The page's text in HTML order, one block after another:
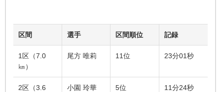
1区（7.0
㎞）
尾方 唯莉 11位 23分01秒
2区（3.6
小園 玲華 5位 11分24秒
区間 選手 区間順位 記録